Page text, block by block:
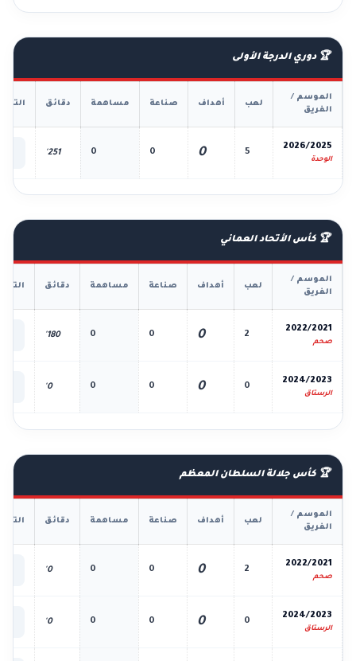
🏆 دوري الدرجة الأولى
الموسم /
الفريق
لعب أهداف صناعة مساهمة دقائق
2026/2025
الوحدة
5
0
0
0
251'
🏆 كأس الأتحاد العماني
الموسم /
الفريق
لعب أهداف صناعة مساهمة دقائق
2022/2021
صحم
2
0
0
0
180'
2024/2023
الرستاق
0
0
0
0
0'
🏆 كأس جلالة السلطان المعظم
الموسم /
الفريق
لعب أهداف صناعة مساهمة دقائق
2022/2021
صحم
2
0
0
0
0'
2024/2023
الرستاق
0
0
0
0
0'